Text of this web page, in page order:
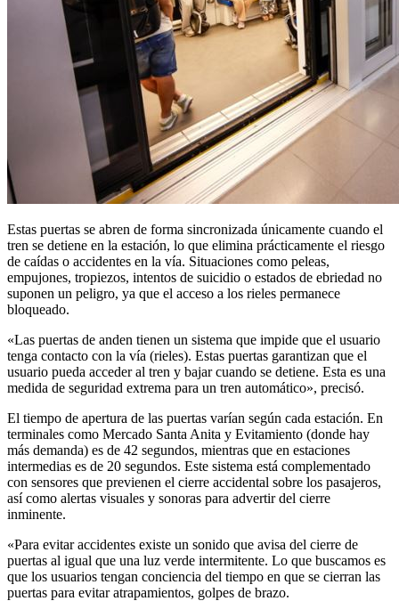
Estas puertas se abren de forma sincronizada únicamente cuando el
tren se detiene en la estación, lo que elimina prácticamente el riesgo
de caídas o accidentes en la vía. Situaciones como peleas,
empujones, tropiezos, intentos de suicidio o estados de ebriedad no
suponen un peligro, ya que el acceso a los rieles permanece
bloqueado.
«Las puertas de anden tienen un sistema que impide que el usuario
tenga contacto con la vía (rieles). Estas puertas garantizan que el
usuario pueda acceder al tren y bajar cuando se detiene. Esta es una
medida de seguridad extrema para un tren automático», precisó.
El tiempo de apertura de las puertas varían según cada estación. En
terminales como Mercado Santa Anita y Evitamiento (donde hay
más demanda) es de 42 segundos, mientras que en estaciones
intermedias es de 20 segundos. Este sistema está complementado
con sensores que previenen el cierre accidental sobre los pasajeros,
así como alertas visuales y sonoras para advertir del cierre
inminente.
«Para evitar accidentes existe un sonido que avisa del cierre de
puertas al igual que una luz verde intermitente. Lo que buscamos es
que los usuarios tengan conciencia del tiempo en que se cierran las
puertas para evitar atrapamientos, golpes de brazo.